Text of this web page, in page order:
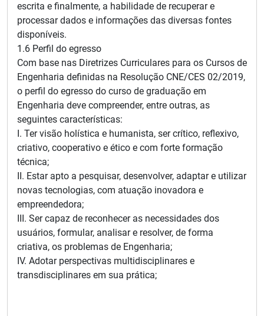
escrita e finalmente, a habilidade de recuperar e
processar dados e informações das diversas fontes
disponíveis.
1.6 Perfil do egresso
Com base nas Diretrizes Curriculares para os Cursos de
Engenharia definidas na Resolução CNE/CES 02/2019,
o perfil do egresso do curso de graduação em
Engenharia deve compreender, entre outras, as
seguintes características:
I. Ter visão holística e humanista, ser crítico, reflexivo,
criativo, cooperativo e ético e com forte formação
técnica;
II. Estar apto a pesquisar, desenvolver, adaptar e utilizar
novas tecnologias, com atuação inovadora e
empreendedora;
III. Ser capaz de reconhecer as necessidades dos
usuários, formular, analisar e resolver, de forma
criativa, os problemas de Engenharia;
IV. Adotar perspectivas multidisciplinares e
transdisciplinares em sua prática;